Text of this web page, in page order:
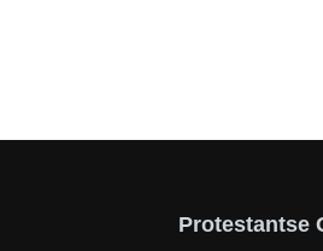
Protestantse